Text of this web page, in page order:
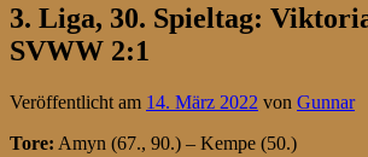
3. Liga, 30. Spieltag:
SVWW 2:1
Veröffentlicht am 14. März 2022 von Gunnar
Tore: Amyn (67., 90.) – Kempe (50.)